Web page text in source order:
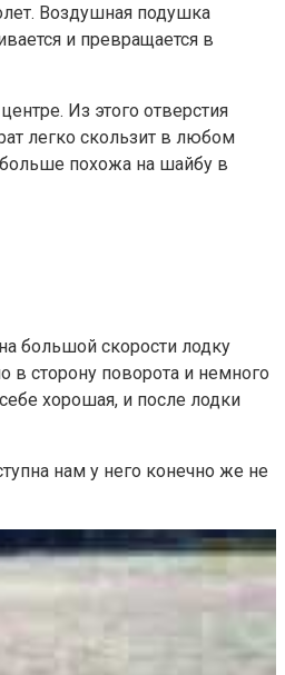
Воздушная подушка
и превращается в
Из этого отверстия
легко скользит в любом
больше похожа на шайбу в
большой скорости лодку
в сторону поворота и немного
хорошая, и после лодки
нам у него конечно же не